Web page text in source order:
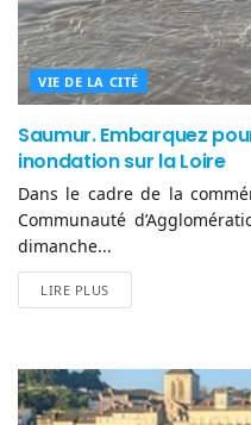
VIE DE LA CITÉ
Saumur. Embarquez
inondation sur la Loire
Dans le cadre de la
Communauté
dimanche...
LIRE PLUS